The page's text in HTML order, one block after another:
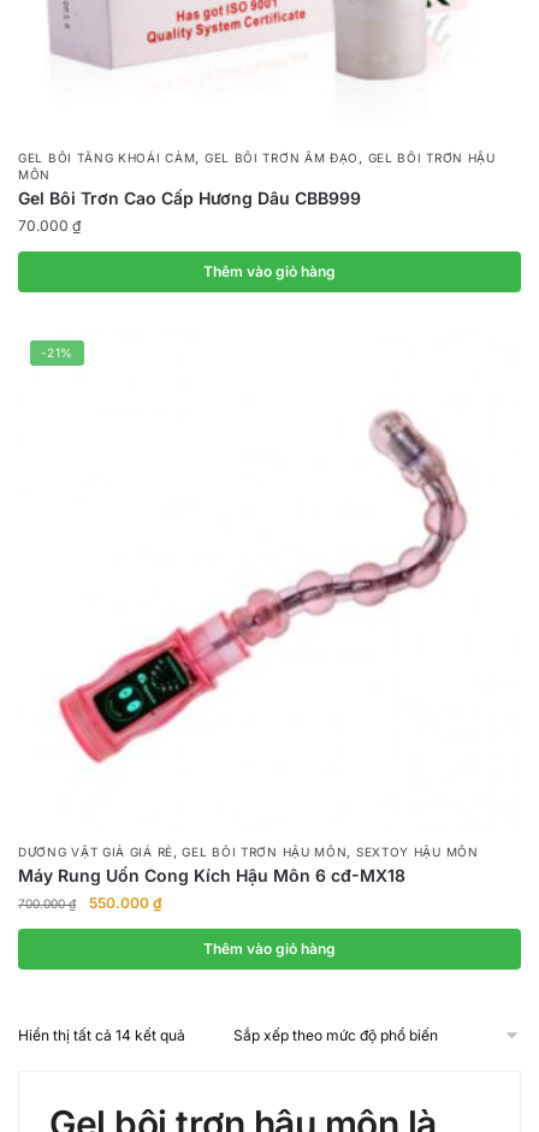
GEL BÔI TĂNG KHOÁI CẢM GEL BÔI TRƠN ÂM ĐẠO
GEL BÔI TRƠN HẬU
MÔN
Gel Bôi Trơn Cao Cấp Hương Dâu CBB999
70.000 ₫
Thêm vào giỏ hàng
-21%
DƯƠNG VẬT GIẢ GIÁ RẺ ,GEL BÔI TRƠN HẬU MÔN SEXTOY HẬU MÔN
Máy Rung Uốn Cong Kích Hậu Môn 6 cđ-MX18
700.000₫
Giá
700.000 ₫.
550.000 ₫Giá
là:
Thêm vào giỏ hàng
Hiển thị tất cả 14 kết quả
mức
Gel bôi trơn hậu môn là